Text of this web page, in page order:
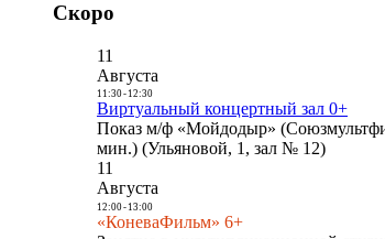
Скоро
11
Августа
11:30- 12:30
Виртуальный концертный зал 0+
Показ м/ф «Мойдодыр»
мин.) (Ульяновой, 1, зал № 12)
11
Августа
12:00- 13:00
«КоневаФильм» 6+